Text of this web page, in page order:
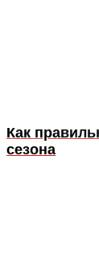
Как
сезона